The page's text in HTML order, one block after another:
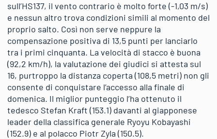
sull’HS137, il vento contrario è molto forte (-1,03 m/s)
e nessun altro trova condizioni simili al momento del
proprio salto. Così non serve neppure la
compensazione positiva di 13,5 punti per lanciarlo
tra i primi cinquanta. La velocità di stacco è buona
(92,2 km/h), la valutazione dei giudici si attesta sul
16, purtroppo la distanza coperta (108,5 metri) non gli
consente di conquistare l’accesso alla finale di
domenica. Il miglior punteggio l’ha ottenuto il
tedesco Stefan Kraft (153.1) davanti al giapponese
leader della classifica generale Ryoyu Kobayashi
(152.9) e al polacco Piotr Zyla (150.5).